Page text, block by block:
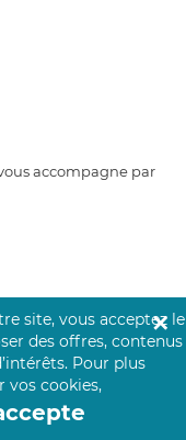
accompagne par
site, vous acceptez le
des offres, contenus
Pour plus
vos cookies,
✕